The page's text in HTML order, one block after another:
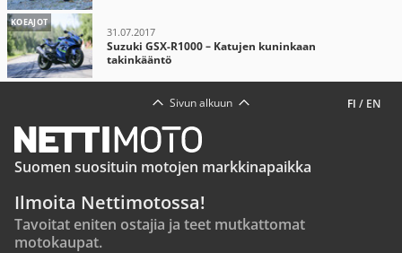
KOEAJOT
31.07.2017
Suzuki GSX-R1000 – Katujen kuninkaan
takinkääntö
FI / EN
Sivun alkuun
Suomen suosituin motojen markkinapaikka
Ilmoita Nettimotossa!
Tavoitat eniten ostajia ja teet mutkattomat
motokaupat.